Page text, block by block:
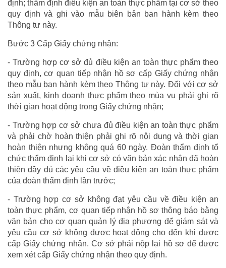
định; thẩm định điều kiện an toàn thực phẩm tại cơ sở theo
quy định và ghi vào mẫu biên bản ban hành kèm theo
Thông tư này.
Bước 3 Cấp Giấy chứng nhận:
- Trường hợp cơ sở đủ điều kiện an toàn thực phẩm theo
quy định, cơ quan tiếp nhận hồ sơ cấp Giấy chứng nhận
theo mẫu ban hành kèm theo Thông tư này. Đối với cơ sở
sản xuất, kinh doanh thực phẩm theo mùa vụ phải ghi rõ
thời gian hoạt động trong Giấy chứng nhận;
- Trường hợp cơ sở chưa đủ điều kiện an toàn thực phẩm
và phải chờ hoàn thiện phải ghi rõ nội dung và thời gian
hoàn thiện nhưng không quá 60 ngày. Đoàn thẩm định tổ
chức thẩm định lại khi cơ sở có văn bản xác nhận đã hoàn
thiện đầy đủ các yêu cầu về điều kiện an toàn thực phẩm
của đoàn thẩm định lần trước;
- Trường hợp cơ sở không đạt yêu cầu về điều kiện an
toàn thực phẩm, cơ quan tiếp nhận hồ sơ thông báo bằng
văn bản cho cơ quan quản lý địa phương để giám sát và
yêu cầu cơ sở không được hoạt động cho đến khi được
cấp Giấy chứng nhận. Cơ sở phải nộp lại hồ sơ để được
xem xét cấp Giấy chứng nhận theo quy định.